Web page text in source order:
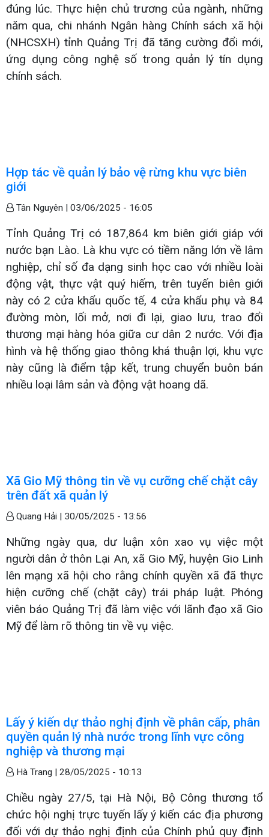
đúng lúc. Thực hiện chủ trương của ngành, những
năm qua, chi nhánh Ngân hàng Chính sách xã hội
(NHCSXH) tỉnh Quảng Trị đã tăng cường đổi mới,
ứng dụng công nghệ số trong quản lý tín dụng
chính sách.
Hợp tác về quản lý bảo vệ rừng khu vực biên
giới
Tân Nguyên | 03/06/2025 - 16:05
Tỉnh Quảng Trị có 187,864 km biên giới giáp với
nước bạn Lào. Là khu vực có tiềm năng lớn về lâm
nghiệp, chỉ số đa dạng sinh học cao với nhiều loài
động vật, thực vật quý hiếm, trên tuyến biên giới
này có 2 cửa khẩu quốc tế, 4 cửa khẩu phụ và 84
đường mòn, lối mở, nơi đi lại, giao lưu, trao đổi
thương mại hàng hóa giữa cư dân 2 nước. Với địa
hình và hệ thống giao thông khá thuận lợi, khu vực
này cũng là điểm tập kết, trung chuyển buôn bán
nhiều loại lâm sản và động vật hoang dã.
Xã Gio Mỹ thông tin về vụ cưỡng chế chặt cây
trên đất xã quản lý
Quang Hải | 30/05/2025 - 13:56
Những ngày qua, dư luận xôn xao vụ việc một
người dân ở thôn Lại An, xã Gio Mỹ, huyện Gio Linh
lên mạng xã hội cho rằng chính quyền xã đã thực
hiện cưỡng chế (chặt cây) trái pháp luật. Phóng
viên báo Quảng Trị đã làm việc với lãnh đạo xã Gio
Mỹ để làm rõ thông tin về vụ việc.
Lấy ý kiến dự thảo nghị định về phân cấp, phân
quyền quản lý nhà nước trong lĩnh vực công
nghiệp và thương mại
Hà Trang | 28/05/2025 - 10:13
Chiều ngày 27/5, tại Hà Nội, Bộ Công thương tổ
chức hội nghị trực tuyến lấy ý kiến các địa phương
đối với dự thảo nghị định của Chính phủ quy định